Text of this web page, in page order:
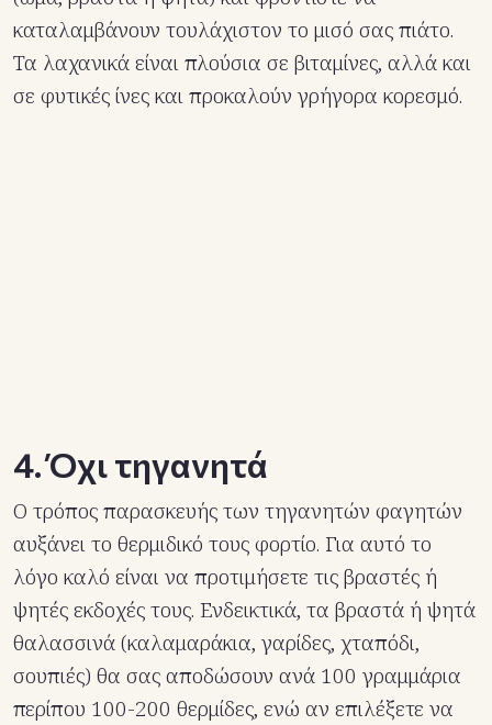
καταλαμβάνουν τουλάχιστον το μισό σας πιάτο.
Τα λαχανικά είναι πλούσια σε βιταμίνες, αλλά και
σε φυτικές ίνες και προκαλούν γρήγορα κορεσμό.
4. Όχι τηγανητά
Ο τρόπος παρασκευής των τηγανητών φαγητών
αυξάνει το θερμιδικό τους φορτίο. Για αυτό το
λόγο καλό είναι να προτιμήσετε τις βραστές ή
ψητές εκδοχές τους. Ενδεικτικά, τα βραστά ή ψητά
θαλασσινά (καλαμαράκια, γαρίδες, χταπόδι,
σουπιές) θα σας αποδώσουν ανά 100 γραμμάρια
περίπου 100-200 θερμίδες, ενώ αν επιλέξετε να